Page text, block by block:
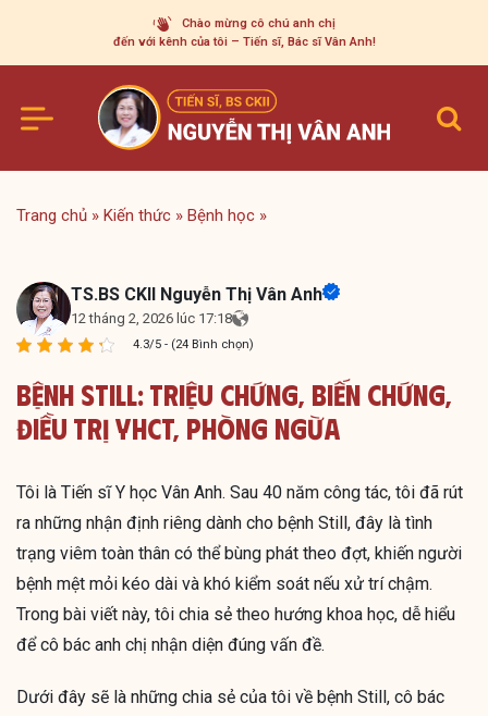
content
Chào mừng cô chú anh chị
đến với kênh của tôi – Tiến sĩ, Bác sĩ Vân Anh!
Trang chủ » Kiến thức » Bệnh học »
TS.BS CKII Nguyễn Thị Vân Anh
12 tháng 2, 2026 lúc 17:18
4.3/5 - (24 Bình chọn)
Bệnh Still: Triệu Chứng, Biến Chứng,
Điều Trị YHCT, Phòng Ngừa
Tôi là Tiến sĩ Y học Vân Anh. Sau 40 năm công tác, tôi đã rút
ra những nhận định riêng dành cho bệnh Still, đây là tình
trạng viêm toàn thân có thể bùng phát theo đợt, khiến người
bệnh mệt mỏi kéo dài và khó kiểm soát nếu xử trí chậm.
Trong bài viết này, tôi chia sẻ theo hướng khoa học, dễ hiểu
để cô bác anh chị nhận diện đúng vấn đề.
Dưới đây sẽ là những chia sẻ của tôi về bệnh Still, cô bác